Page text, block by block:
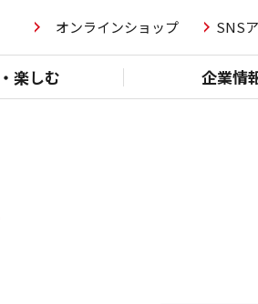
オンラインショップ SNS
楽しむ 企業情